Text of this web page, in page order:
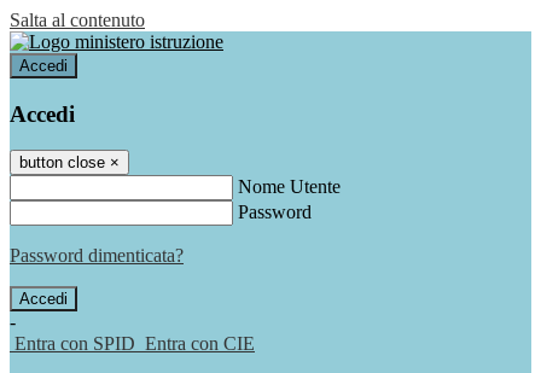
Salta al contenuto
Accedi
Accedi
button close ×
Nome Utente
Password
Password dimenticata?
-
Entra con SPID Entra con CIE